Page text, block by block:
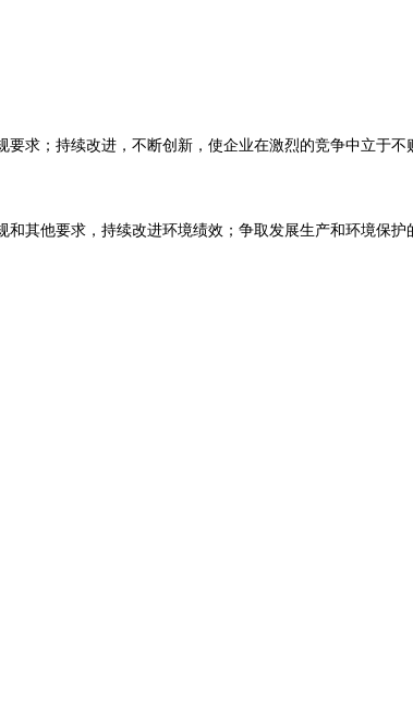
求；持续改进，不断创新，使企业在激烈的竞争中立于不
其他要求，持续改进环境绩效；争取发展生产和环境保护